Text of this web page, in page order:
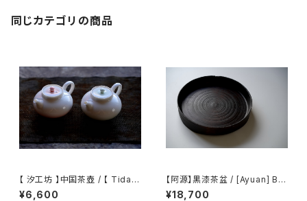
同じカテゴリの商品
【 汐工坊 】中国茶壺 / 【 Tidal
Atelier 】Chinese teapot
¥6,600
【阿源】黒漆茶盆 / [Ayuan] Bla
ck Lacquer Tea Tray
¥18,700